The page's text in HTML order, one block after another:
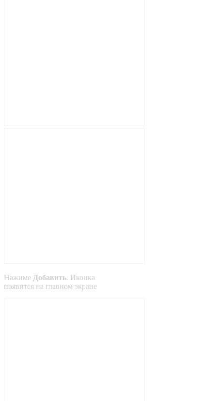
Нажиме Добавить. Иконка
появится на главном экране